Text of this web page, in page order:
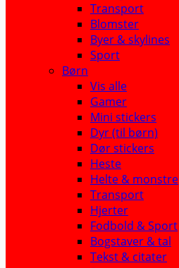
Transport
Blomster
Byer & skylines
Sport
Børn
Vis alle
Gamer
Mini stickers
Dyr (til børn)
Dør stickers
Heste
Helte & monstre
Transport
Hjerter
Fodbold & Sport
Bogstaver & tal
Tekst & citater